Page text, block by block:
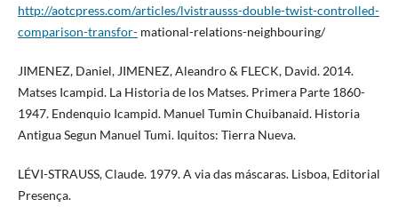
http://aotcpress.com/articles/lvistrausss-double-twist-controlled-
comparison-transfor-mational-relations-neighbouring/
JIMENEZ, Daniel, JIMENEZ, Aleandro & FLECK, David. 2014.
Matses Icampid. La Historia de los Matses. Primera Parte 1860-
1947. Endenquio Icampid. Manuel Tumin Chuibanaid. Historia
Antigua Segun Manuel Tumi. Iquitos: Tierra Nueva.
LÉVI-STRAUSS, Claude. 1979. A via das máscaras. Lisboa, Editorial
Presença.